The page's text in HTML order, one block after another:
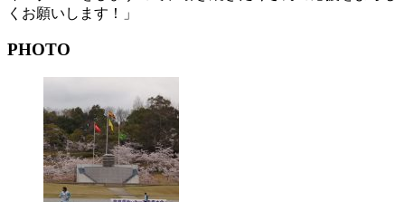
くお願いします！」
PHOTO